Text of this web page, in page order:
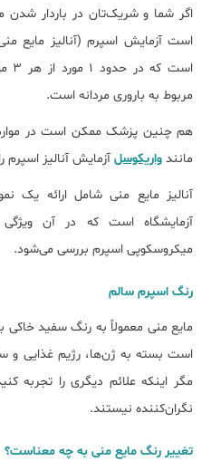
اگر شما و شریک‌تان در باردار
است آزمایش اسپرم (آنالیز مایع
مربوط به باروری مردانه است.
هم چنین پزشک ممکن است در
مانند واریکوسل آزمایش آنالیز
آنالیز مایع منی شامل ارائه یک
آزمایشگاه است که در آن
میکروسکوپی اسپرم بررسی می‌شود.
رنگ اسپرم سالم
مایع منی معمولاً به رنگ سفید
است بسته به ژن‌ها، رژیم غذایی و
مگر اینکه علائم دیگری را تجربه
نگران‌کننده نیستند.
تغییر رنگ مایع منی به چه معناست؟